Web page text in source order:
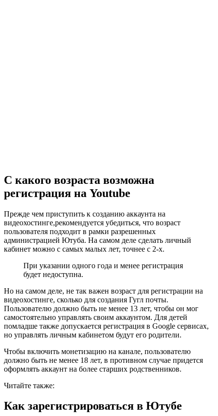
С какого возраста возможна
регистрация на Youtube
Прежде чем приступить к созданию аккаунта на
видеохостинге,рекомендуется убедиться, что возраст
пользователя подходит в рамки разрешенных
администрацией Ютуба. На самом деле сделать личный
кабинет можно с самых малых лет, точнее с 2-х.
При указании одного года и менее регистрация
будет недоступна.
Но на самом деле, не так важен возраст для регистрации на
видеохостинге, сколько для создания Гугл почты.
Пользователю должно быть не менее 13 лет, чтобы он мог
самостоятельно управлять своим аккаунтом. Для детей
помладше также допускается регистрация в Google сервисах,
но управлять личным кабинетом будут его родители.
Чтобы включить монетизацию на канале, пользователю
должно быть не менее 18 лет, в противном случае придется
оформлять аккаунт на более старших родственников.
Читайте также:
Как зарегистрироваться в Ютубе